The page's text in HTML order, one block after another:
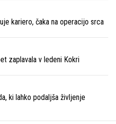
kariero, čaka na operacijo srca
zaplavala v ledeni Kokri
ki lahko podaljša življenje